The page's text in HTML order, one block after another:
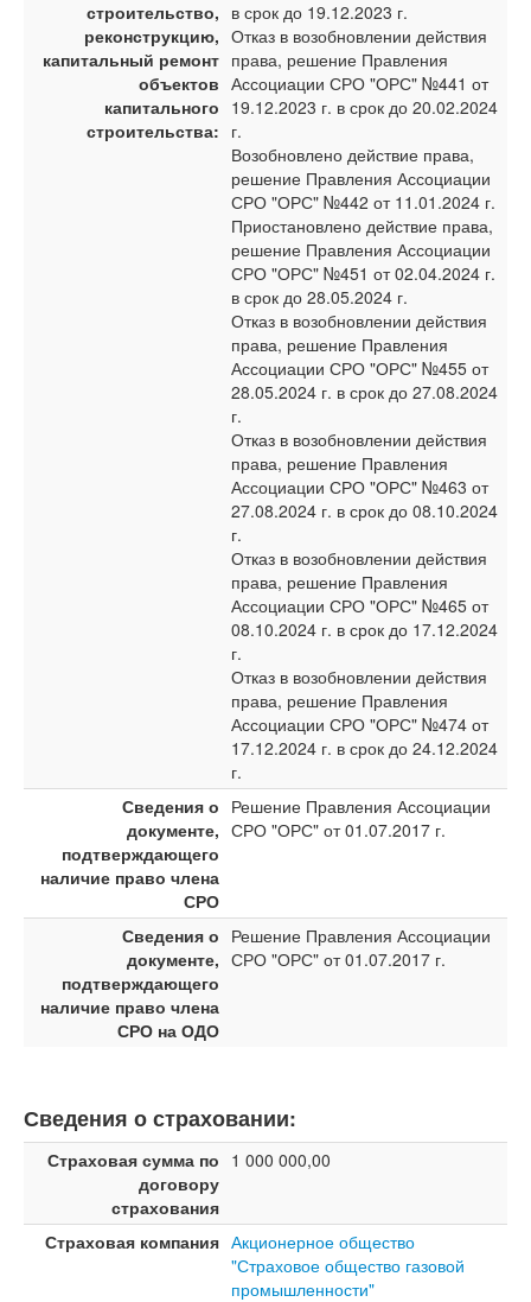
строительство,
реконструкцию,
капитальный ремонт
объектов
капитального
строительства:
в срок до 19.12.2023 г.
Отказ в возобновлении действия
права, решение Правления
Ассоциации СРО "ОРС" №441 от
19.12.2023 г. в срок до 20.02.2024
г.
Возобновлено действие права,
решение Правления Ассоциации
СРО "ОРС" №442 от 11.01.2024 г.
Приостановлено действие права,
решение Правления Ассоциации
СРО "ОРС" №451 от 02.04.2024 г.
в срок до 28.05.2024 г.
Отказ в возобновлении действия
права, решение Правления
Ассоциации СРО "ОРС" №455 от
28.05.2024 г. в срок до 27.08.2024
г.
Отказ в возобновлении действия
права, решение Правления
Ассоциации СРО "ОРС" №463 от
27.08.2024 г. в срок до 08.10.2024
г.
Отказ в возобновлении действия
права, решение Правления
Ассоциации СРО "ОРС" №465 от
08.10.2024 г. в срок до 17.12.2024
г.
Отказ в возобновлении действия
права, решение Правления
Ассоциации СРО "ОРС" №474 от
17.12.2024 г. в срок до 24.12.2024
г.
Сведения о
документе,
подтверждающего
наличие право члена
СРО
Решение Правления Ассоциации
СРО "ОРС" от 01.07.2017 г.
Сведения о
документе,
подтверждающего
наличие право члена
СРО на ОДО
Решение Правления Ассоциации
СРО "ОРС" от 01.07.2017 г.
Сведения о страховании:
Страховая сумма по
договору
страхования
1 000 000,00
Страховая компания Акционерное общество
"Страховое общество газовой
промышленности"